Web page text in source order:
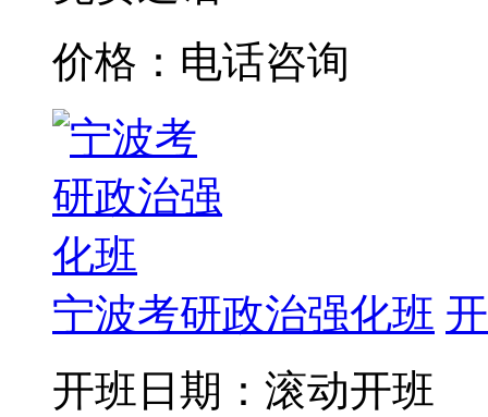
价格：电话咨询
宁波考研政治强化班
开班日期：滚动开班